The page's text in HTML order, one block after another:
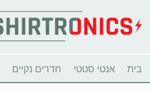
בית אנטי סטטי חדרים נקיים